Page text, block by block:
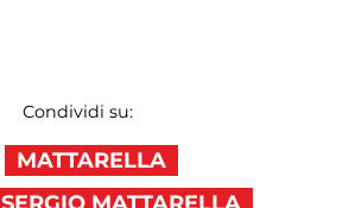
Condividi su:
MATTARELLA